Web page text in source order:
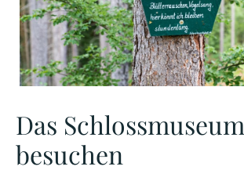
Das Schlossmuseum
besuchen